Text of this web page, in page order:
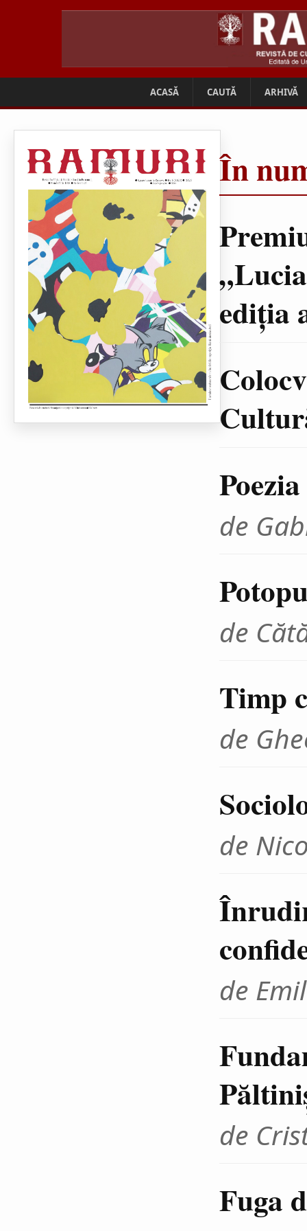
ACASĂ CAUTĂ ARHIVĂ
În
ediţia
de
de
Timp
de
de
de
de
Fuga